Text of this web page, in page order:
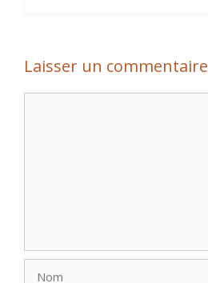
Laisser un commentaire